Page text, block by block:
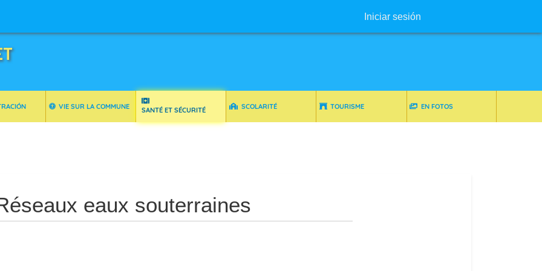
Iniciar sesión
VIE SUR LA COMMUNE SANTÉ ET SÉCURITÉ SCOLARITÉ TOURISME EN FOTOS
eaux souterraines